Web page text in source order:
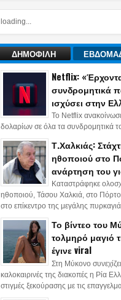
loading...
ΔΗΜΟΦΙΛΗ
Netflix:
συνδρομητικά
ισχύσει στην
Το Netflix
δολαρίων σε όλα τα συνδρομητικά
Τ.Χαλκιάς:
ηθοποιού στο
ανάρτηση του
Καταστράφηκε
ηθοποιού, Τάσου Χαλκιά, στο
στο επίκεντρο της μεγάλης
Το βίντεο του
τολμηρό μαγιό
έγινε viral
Στη Μύκονο
καλοκαιρινές της διακοπές η Ρία
στιγμές ξεκούρασης με τις